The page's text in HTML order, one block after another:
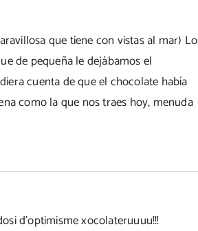
que tiene con vistas al mar) Lo
de pequeña le dejábamos el
cuenta de que el chocolate había
como la que nos traes hoy, menuda
d'optimisme xocolateruuuu!!!